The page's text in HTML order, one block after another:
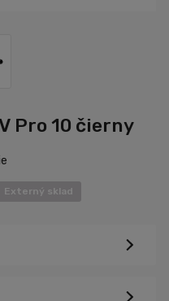
Pro 10 čierny
Externý sklad